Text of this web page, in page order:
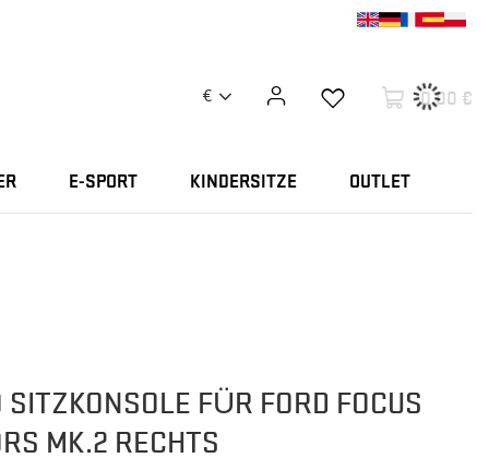
€ 0,00 €
E-SPORT KINDERSITZE OUTLET
SITZKONSOLE FÜR FORD FOCUS
MK.2 RECHTS